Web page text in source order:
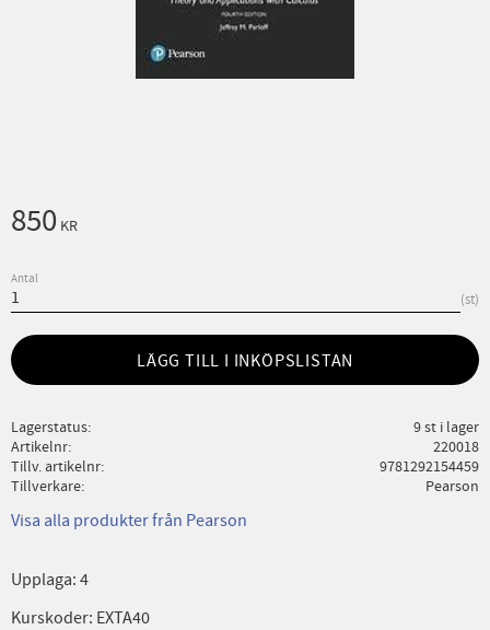
850 KR
Antal
st
LÄGG TILL I INKÖPSLISTAN
Lagerstatus
9 st i lager
Artikelnr
220018
Tillv. artikelnr
9781292154459
Tillverkare
Pearson
Visa alla produkter från Pearson
Upplaga: 4
Kurskoder: EXTA40